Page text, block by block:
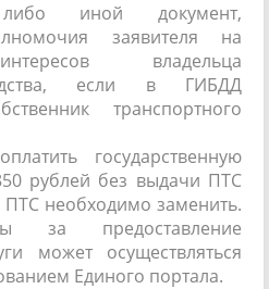
иной документ,
заявителя на
владельца
если в ГИБДД
транспортного
государственную
рублей без выдачи ПТС
ПТС необходимо заменить.
за предоставление
может осуществляться
Единого портала.